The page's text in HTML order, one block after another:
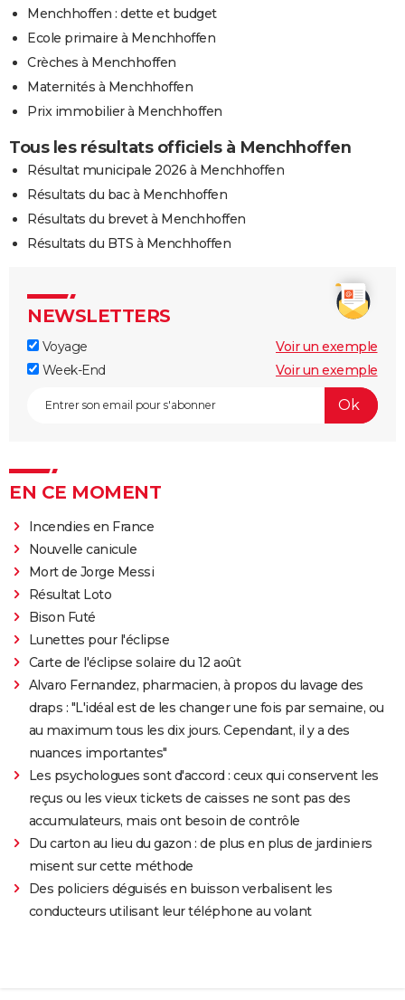
Menchhoffen : dette et budget
Ecole primaire à Menchhoffen
Crèches à Menchhoffen
Maternités à Menchhoffen
Prix immobilier à Menchhoffen
Tous les résultats officiels à Menchhoffen
Résultat municipale 2026 à Menchhoffen
Résultats du bac à Menchhoffen
Résultats du brevet à Menchhoffen
Résultats du BTS à Menchhoffen
NEWSLETTERS
Voyage
Voir un exemple
Week-End
Voir un exemple
EN CE MOMENT
Incendies en France
Nouvelle canicule
Mort de Jorge Messi
Résultat Loto
Bison Futé
Lunettes pour l'éclipse
Carte de l'éclipse solaire du 12 août
Alvaro Fernandez, pharmacien, à propos du lavage des
draps : "L'idéal est de les changer une fois par semaine, ou
au maximum tous les dix jours. Cependant, il y a des
nuances importantes"
Les psychologues sont d'accord : ceux qui conservent les
reçus ou les vieux tickets de caisses ne sont pas des
accumulateurs, mais ont besoin de contrôle
Du carton au lieu du gazon : de plus en plus de jardiniers
misent sur cette méthode
Des policiers déguisés en buisson verbalisent les
conducteurs utilisant leur téléphone au volant